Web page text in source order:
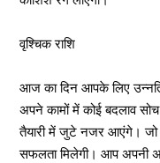
वृश्चिक राशि
आज का दिन आपके लिए
अपने कामों में कोई बदलाव सोच
तैयारी में जुटे नजर आएंगे। जो
सफलता मिलेगी। आप अपनी